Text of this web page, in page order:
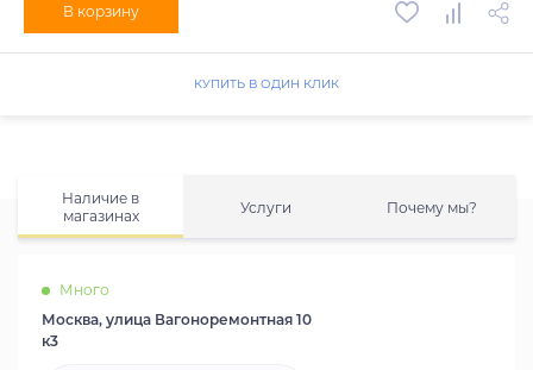
Наличие в
магазинах
Услуги Почему мы?
Москва, улица Вагоноремонтная 10
к3
Много
В корзину
КУПИТЬ В ОДИН КЛИК